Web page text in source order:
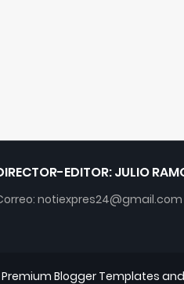
EDITOR: JULIO
notiexpres24@gmail.com
Premium Blogger Templates and